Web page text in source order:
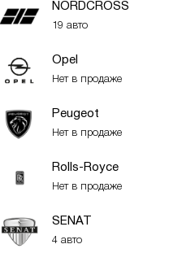
NORDCROSS
19 авто
Opel
Нет в продаже
Peugeot
Нет в продаже
Rolls-Royce
Нет в продаже
SENAT
4 авто